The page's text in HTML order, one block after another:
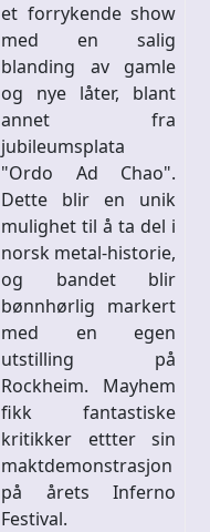
et forrykende show
med en salig
blanding av gamle
og nye låter, blant
annet fra
jubileumsplata
"Ordo Ad Chao".
Dette blir en unik
mulighet til å ta del i
norsk metal-historie,
og bandet blir
bønnhørlig markert
med en egen
utstilling på
Rockheim. Mayhem
fikk fantastiske
kritikker ettter sin
maktdemonstrasjon
på årets Inferno
Festival.